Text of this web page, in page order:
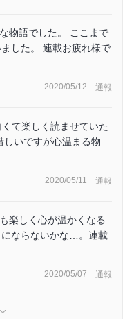
物語でした。 ここまで
した。 連載お疲れ様で
2020/05/12 通報
て楽しく読ませていた
しいですが心温まる物
2020/05/11 通報
楽しく心が温かくなる
ならないかな…。連載
2020/05/07 通報